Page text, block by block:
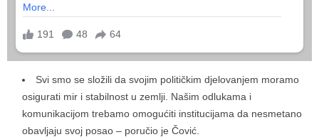
Svi smo se složili da svojim političkim djelovanjem moramo
osigurati mir i stabilnost u zemlji. Našim odlukama i
komunikacijom trebamo omogućiti institucijama da nesmetano
obavljaju svoj posao – poručio je Čović.